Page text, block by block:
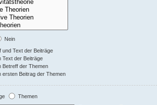
Nein
und Text der Beiträge
Text der Beiträge
Betreff der Themen
ersten Beitrag der Themen
Themen